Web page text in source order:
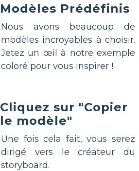
Modèles Prédéfinis
Nous avons beaucoup de
modèles incroyables à choisir.
Jetez un œil à notre exemple
coloré pour vous inspirer !
Cliquez sur "Copier
le modèle"
Une fois cela fait, vous serez
dirigé vers le créateur du
storyboard.